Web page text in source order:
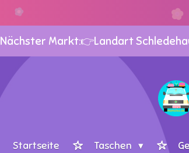
Nächster Markt:👉Landart
Startseite Taschen